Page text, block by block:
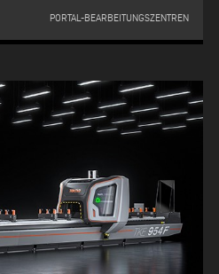
PORTAL-BEARBEITUNGSZENTREN